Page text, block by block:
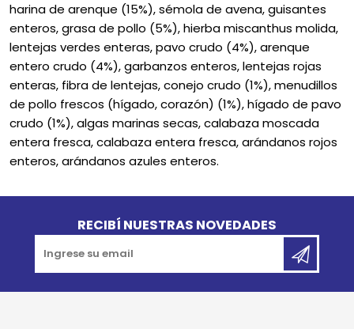
harina de arenque (15%), sémola de avena, guisantes
enteros, grasa de pollo (5%), hierba miscanthus molida,
lentejas verdes enteras, pavo crudo (4%), arenque
entero crudo (4%), garbanzos enteros, lentejas rojas
enteras, fibra de lentejas, conejo crudo (1%), menudillos
de pollo frescos (hígado, corazón) (1%), hígado de pavo
crudo (1%), algas marinas secas, calabaza moscada
entera fresca, calabaza entera fresca, arándanos rojos
enteros, arándanos azules enteros.
RECIBÍ NUESTRAS NOVEDADES